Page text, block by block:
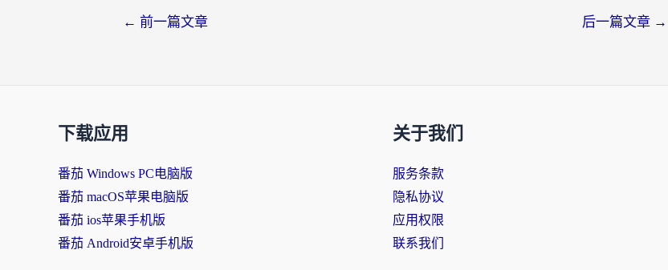
← 前一篇文章 后一篇文章 →
下载应用
番茄 Windows PC电脑版
番茄 macOS苹果电脑版
番茄 ios苹果手机版
番茄 Android安卓手机版
关于我们
服务条款
隐私协议
应用权限
联系我们